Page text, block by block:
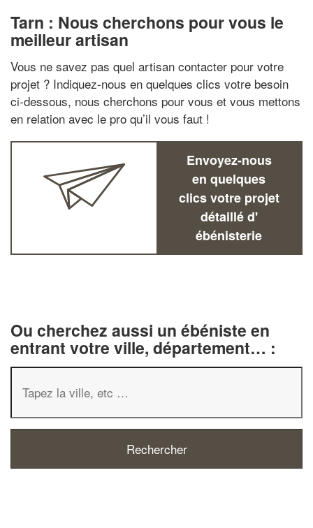
Tarn : Nous cherchons pour vous le
meilleur artisan
Vous ne savez pas quel artisan contacter pour votre
projet ? Indiquez-nous en quelques clics votre besoin
ci-dessous, nous cherchons pour vous et vous mettons
en relation avec le pro qu’il vous faut !
Envoyez-nous
en quelques
clics votre projet
détaillé d'
ébénisterie
Ou cherchez aussi un ébéniste en
entrant votre ville, département… :